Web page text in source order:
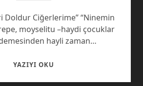
Doldur Ciğerlerime” “Ninemin
moyselitu –haydi çocuklar
demesinden hayli zaman…
YAZIYI OKU